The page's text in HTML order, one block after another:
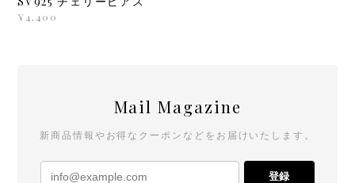
¥4,400
Mail Magazine
新商品情報やお得なクーポンなどをお届けいたします。
登録